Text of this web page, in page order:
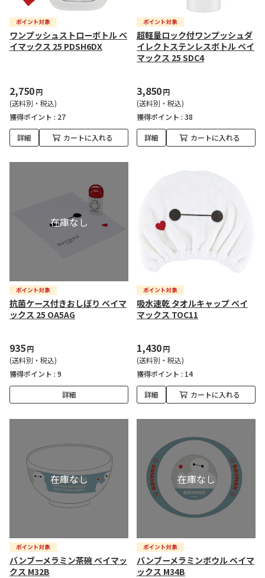
ワンプッシュストローボトル ベ
イマックス 25 PDSH6DX
2,750円
(送料別・税込)
獲得ポイント : 27
詳細 カートに入れる
超軽量ロック付ワンプッシュダ
イレクトステンレスボトル ベイ
マックス 25 SDC4
3,850円
(送料別・税込)
獲得ポイント : 38
詳細 カートに入れる
抗菌ケース付きおしぼり ベイマ
ックス 25 OA5AG
935円
(送料別・税込)
獲得ポイント : 9
詳細
吸水速乾 タオルキャップ ベイ
マックス TOC11
1,430円
(送料別・税込)
獲得ポイント : 14
詳細 カートに入れる
バンブーメラミン茶碗 ベイマッ
クス M32B
バンブーメラミンボウル ベイマ
ックス M34B